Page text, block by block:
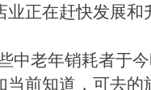
业正在赶快发展和
中老年销耗者于
当前知道，可去的